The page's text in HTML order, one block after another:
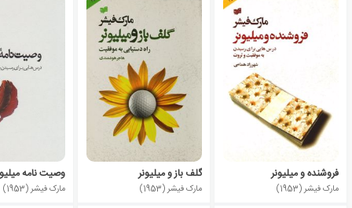
فروشنده و میلیونر
مارک فیشر (1953)
گلف باز و میلیونر
مارک فیشر (1953)
وصیت نامه
مارک فیشر (1953)